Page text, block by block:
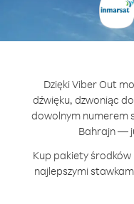
Dzięki Viber Out
dźwięku, dzwoniąc
dowolnym numerem
Bahrajn —
Kup pakiety
najlepszymi